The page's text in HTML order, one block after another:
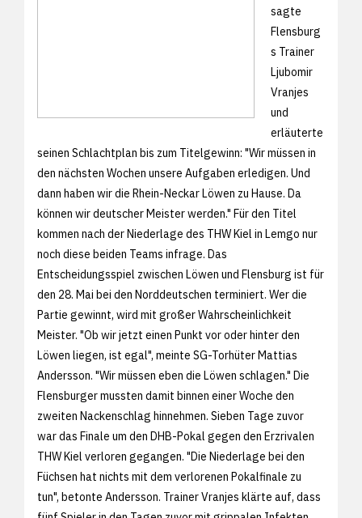
sagte
Flensburg
s Trainer
Ljubomir
Vranjes
und
erläuterte
seinen Schlachtplan bis zum Titelgewinn: "Wir müssen in
den nächsten Wochen unsere Aufgaben erledigen. Und
dann haben wir die Rhein-Neckar Löwen zu Hause. Da
können wir deutscher Meister werden." Für den Titel
kommen nach der Niederlage des THW Kiel in Lemgo nur
noch diese beiden Teams infrage. Das
Entscheidungsspiel zwischen Löwen und Flensburg ist für
den 28. Mai bei den Norddeutschen terminiert. Wer die
Partie gewinnt, wird mit großer Wahrscheinlichkeit
Meister. "Ob wir jetzt einen Punkt vor oder hinter den
Löwen liegen, ist egal", meinte SG-Torhüter Mattias
Andersson. "Wir müssen eben die Löwen schlagen." Die
Flensburger mussten damit binnen einer Woche den
zweiten Nackenschlag hinnehmen. Sieben Tage zuvor
war das Finale um den DHB-Pokal gegen den Erzrivalen
THW Kiel verloren gegangen. "Die Niederlage bei den
Füchsen hat nichts mit dem verlorenen Pokalfinale zu
tun", betonte Andersson. Trainer Vranjes klärte auf, dass